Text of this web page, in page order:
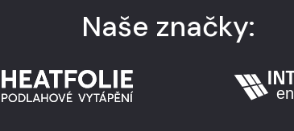
Naše značky: